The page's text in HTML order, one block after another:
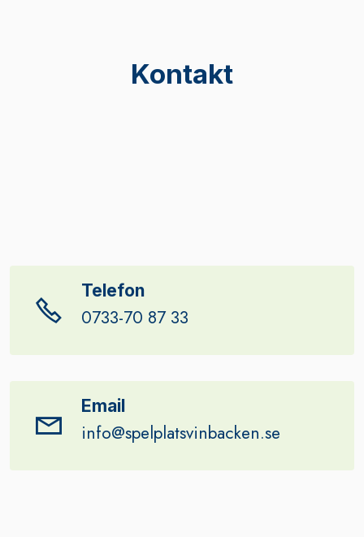
Kontakt
Telefon
0733-70 87 33
Email
info@spelplatsvinbacken.se